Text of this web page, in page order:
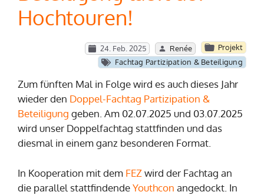
Hochtouren!
24. Feb. 2025 Renée
Projekt
Fachtag Partizipation & Beteiligung
Zum fünften Mal in Folge wird es auch dieses Jahr
wieder den Doppel-Fachtag Partizipation &
Beteiligung geben. Am 02.07.2025 und 03.07.2025
wird unser Doppelfachtag stattfinden und das
diesmal in einem ganz besonderen Format.
In Kooperation mit dem FEZwird der Fachtag an
die parallel stattfindendeYouthcon angedockt. In